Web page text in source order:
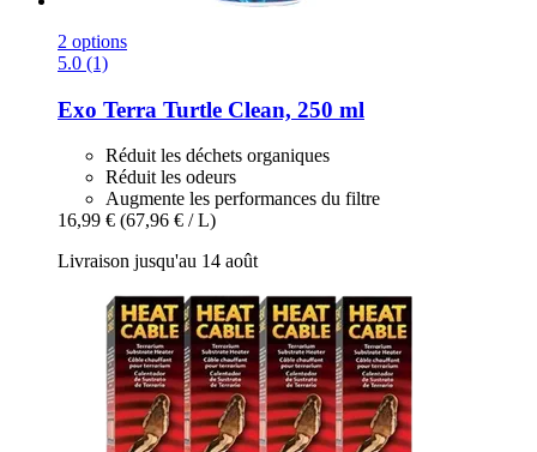
2 options
5.0 (1)
Exo Terra Turtle Clean, 250 ml
Réduit les déchets organiques
Réduit les odeurs
Augmente les performances du filtre
16,99 € (67,96 € / L)
Livraison jusqu'au 14 août